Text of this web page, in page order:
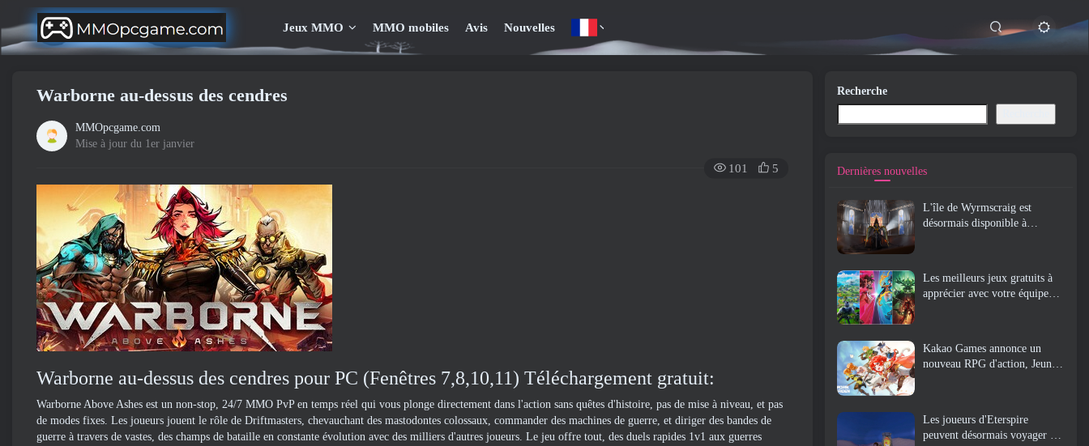
Jeux MMO MMO mobiles Avis Nouvelles
Warborne au-dessus des cendres
MMOpcgame.com
Mise à jour du 1er janvier
101 5
Warborne au-dessus des cendres pour PC (Fenêtres 7,8,10,11) Téléchargement gratuit:
Warborne Above Ashes est un non-stop, 24/7 MMO PvP en temps réel qui vous plonge directement dans l'action sans quêtes d'histoire, pas de mise à niveau, et pas
de modes fixes. Les joueurs jouent le rôle de Driftmasters, chevauchant des mastodontes colossaux, commander des machines de guerre, et diriger des bandes de
guerre à travers de vastes, des champs de bataille en constante évolution avec des milliers d'autres joueurs. Le jeu offre tout, des duels rapides 1v1 aux guerres
Recherche
Dernières nouvelles
L'île de Wyrmscraig est
désormais disponible à
Les meilleurs jeux gratuits à
apprécier avec votre équipe
Kakao Games annonce un
nouveau RPG d'action, Jeune
Les joueurs d'Eterspire
peuvent désormais voyager un